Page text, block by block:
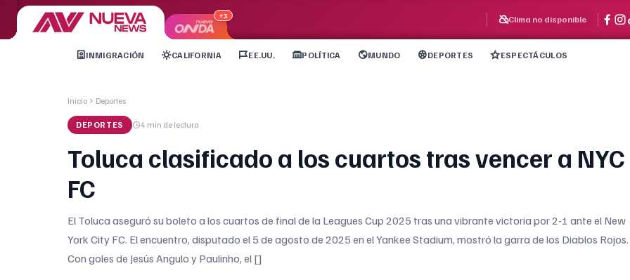
+3 Clima no disponible
INMIGRACIÓN CALIFORNIA EE.UU. POLÍTICA MUNDO DEPORTES ESPECTÁCULOS
Inicio Deportes
DEPORTES 4 min de lectura
Toluca clasificado a los cuartos tras vencer a NYC
FC
El Toluca aseguró su boleto a los cuartos de final de la Leagues Cup 2025 tras una vibrante victoria por 2-1 ante el New
York City FC. El encuentro, disputado el 5 de agosto de 2025 en el Yankee Stadium, mostró la garra de los Diablos Rojos.
Con goles de Jesús Angulo y Paulinho, el []